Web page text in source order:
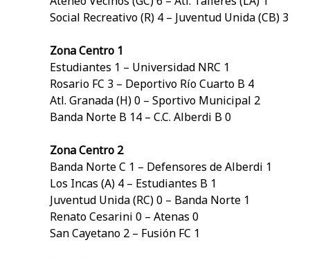
Social Recreativo (R) 4 – Juventud Unida (CB) 3
Zona Centro 1
Estudiantes 1 – Universidad NRC 1
Rosario FC 3 – Deportivo Río Cuarto B 4
Atl. Granada (H) 0 – Sportivo Municipal 2
Banda Norte B 14 – C.C. Alberdi B 0
Zona Centro 2
Banda Norte C 1 – Defensores de Alberdi 1
Los Incas (A) 4 – Estudiantes B 1
Juventud Unida (RC) 0 – Banda Norte 1
Renato Cesarini 0 – Atenas 0
San Cayetano 2 – Fusión FC 1